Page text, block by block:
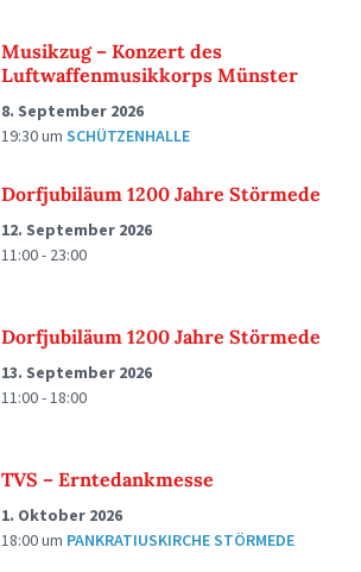
Musikzug – Konzert des
Luftwaffenmusikkorps Münster
8. September 2026
19:30um SCHÜTZENHALLE
Dorfjubiläum 1200 Jahre Störmede
12. September 2026
11:00 - 23:00
Dorfjubiläum 1200 Jahre Störmede
13. September 2026
11:00 - 18:00
TVS – Erntedankmesse
1. Oktober 2026
18:00um PANKRATIUSKIRCHE STÖRMEDE